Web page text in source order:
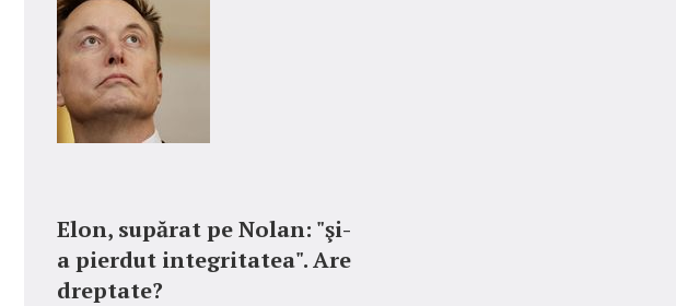
Elon, supărat pe Nolan: "şi-
a pierdut integritatea". Are
dreptate?